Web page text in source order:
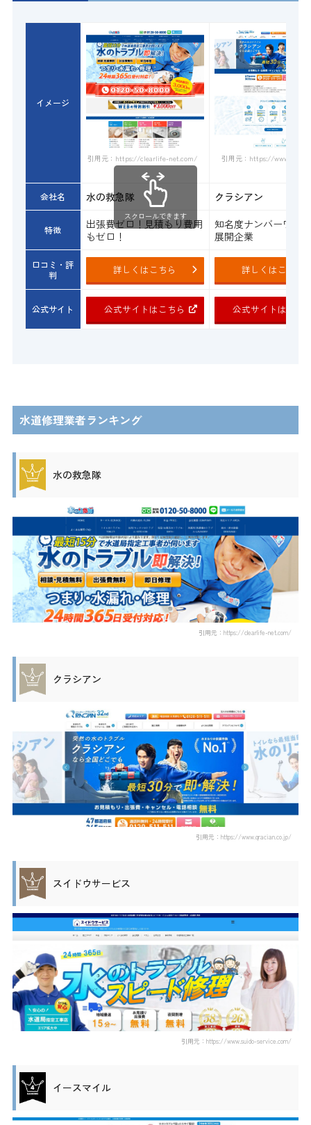
イメージ
引用元：https://clearlife-net.com/ 引用元：https://
会社名 水の救急隊 クラシアン
特徴
出張費ゼロ！見積もり費用
もゼロ！
知名度ナンバーワン
展開企業
口コミ・評
判
詳しくはこちら 詳しくはこちら
公式サイト 公式サイトはこちら 公式サイトはこち
スクロールできます
水道修理業者ランキング
水の救急隊
引用元：https://clearlife-net.com/
クラシアン
引用元：https://www.qracian.co.jp/
スイドウサービス
引用元：https://www.suido-service.com/
イースマイル